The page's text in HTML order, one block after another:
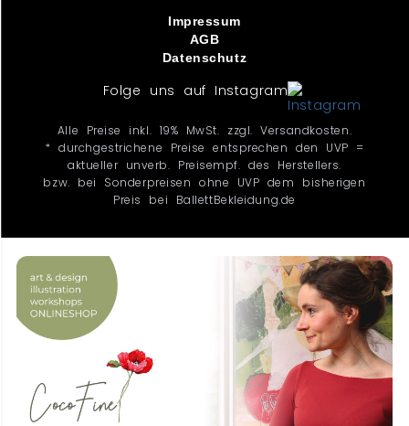
Impressum
AGB
Datenschutz
Folge uns auf Instagram
Alle Preise inkl. 19% MwSt. zzgl. Versandkosten.
* durchgestrichene Preise entsprechen den UVP =
aktueller unverb. Preisempf. des Herstellers.
bzw. bei Sonderpreisen ohne UVP dem bisherigen
Preis bei BallettBekleidung.de